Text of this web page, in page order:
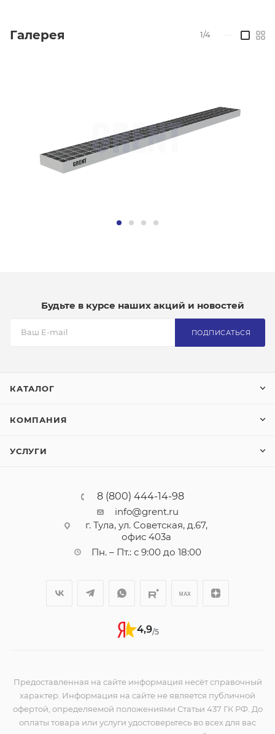
Галерея 1/4
Будьте в курсе наших акций и новостей
ПОДПИСАТЬСЯ
КАТАЛОГ
КОМПАНИЯ
УСЛУГИ
8 (800) 444-14-98
info@grent.ru
г. Тула, ул. Советская, д.67,
офис 403а
Пн. – Пт.: с 9:00 до 18:00
4,9/5
Предоставленная на сайте информация несёт справочный
характер. Информация на сайте не является публичной
офертой, определяемой положениями Статьи 437 ГК РФ. До
оплаты товара или услуги удостоверьтесь во всех для вас